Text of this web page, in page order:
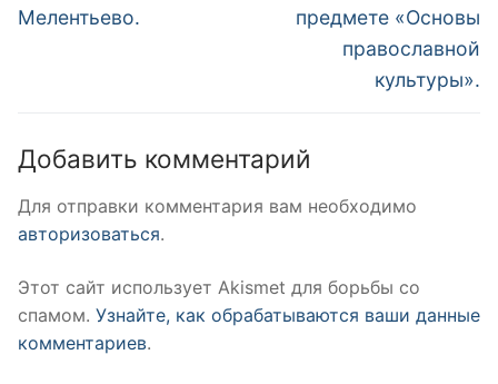
Мелентьево.
предмете «Основы
православной
культуры».
Добавить комментарий
Для отправки комментария вам необходимо
авторизоваться.
Этот сайт использует Akismet для борьбы со
спамом. Узнайте, как обрабатываются ваши данные
комментариев.